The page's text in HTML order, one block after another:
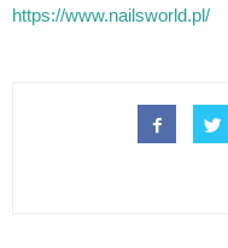
https://www.nailsworld.pl/